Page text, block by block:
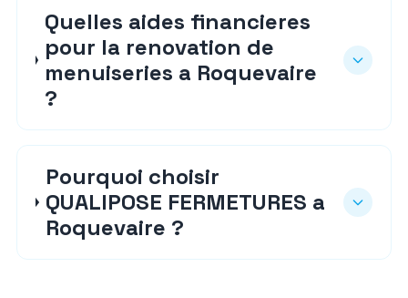
Quelles aides financieres
pour la renovation de
menuiseries a Roquevaire
?
Pourquoi choisir
QUALIPOSE FERMETURES a
Roquevaire ?